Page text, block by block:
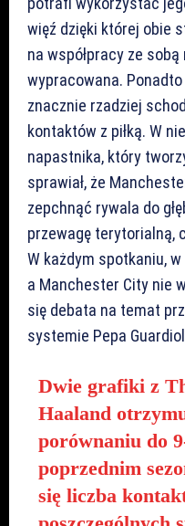
więź dzięki której obie
na współpracy ze
wypracowana.
znacznie rzadziej
kontaktów z piłką. W
napastnika, który
sprawiał, że
zepchnąć rywala do
przewagę terytorialną,
W każdym spotkaniu,
a Manchester City nie
się debata na temat
systemie Pepa
Dwie grafiki z
Haaland
porównaniu do
poprzednim
się liczba